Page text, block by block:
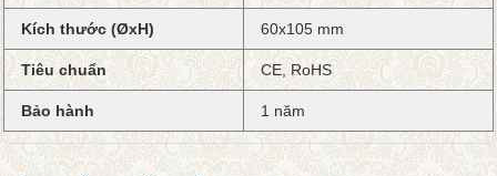
Kích thước (ØxH) 60x105 mm
Tiêu chuẩn CE, RoHS
Bảo hành 1 năm